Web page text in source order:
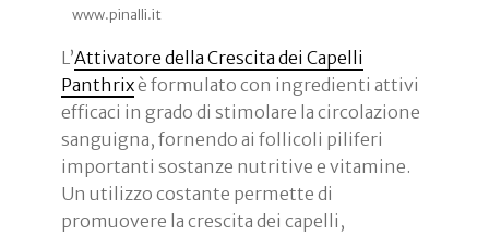
www.pinalli.it
L’Attivatore della Crescita dei Capelli
Panthrixè formulato con ingredienti attivi
efficaci in grado di stimolare la circolazione
sanguigna, fornendo ai follicoli piliferi
importanti sostanze nutritive e vitamine.
Un utilizzo costante permette di
promuovere la crescita dei capelli,